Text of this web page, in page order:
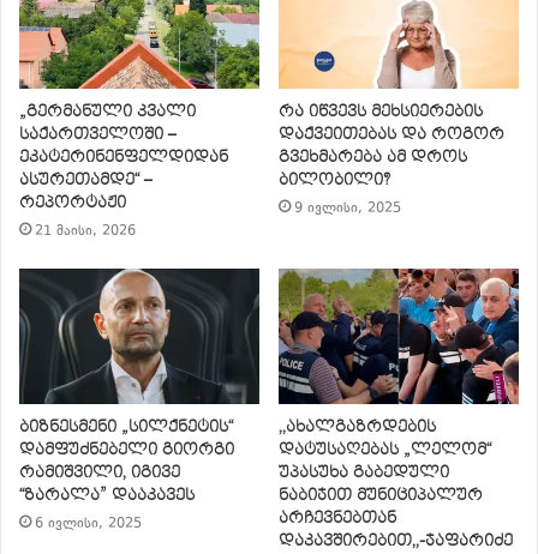
„გერმანული კვალი
საქართველოში –
ეკატერინენფელდიდან
ასურეთამდე“ –
რეპორტაჟი
21 მაისი, 2026
რა იწვევს მეხსიერების
დაქვეითებას და როგორ
გვეხმარება ამ დროს
ბილობილი?
9 ივლისი, 2025
ბიზნესმენი „სილქნეტის“
დამფუძნებელი გიორგი
რამიშვილი, იგივე
“ზარალა” დააკავეს
6 ივლისი, 2025
,,ახალგაზრდების
დატუსაღებას „ლელომ“
უპასუხა გაბედული
ნაბიჯით მუნიციპალურ
არჩევნებთან
დაკავშირებით,,-ჯაფარიძე